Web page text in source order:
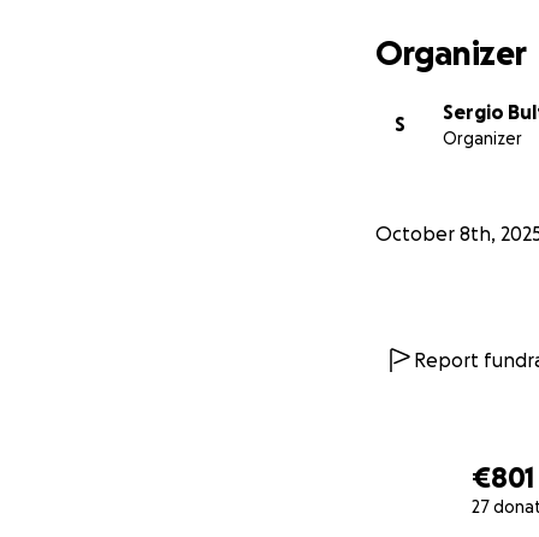
€801
27
Organizer
S
Sergio
Organizer
October 8th,
Report